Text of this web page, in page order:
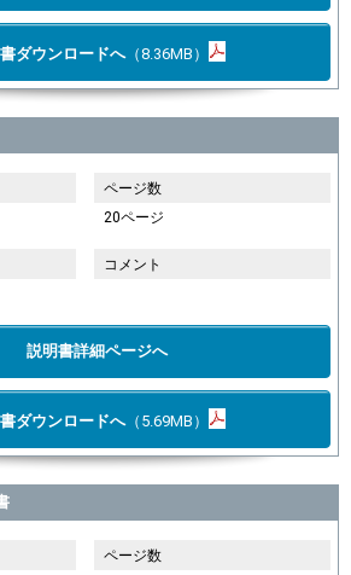
ダウンロードへ（8.36MB）
ページ数
20ページ
コメント
説明書詳細ページへ
ダウンロードへ（5.69MB）
ページ数